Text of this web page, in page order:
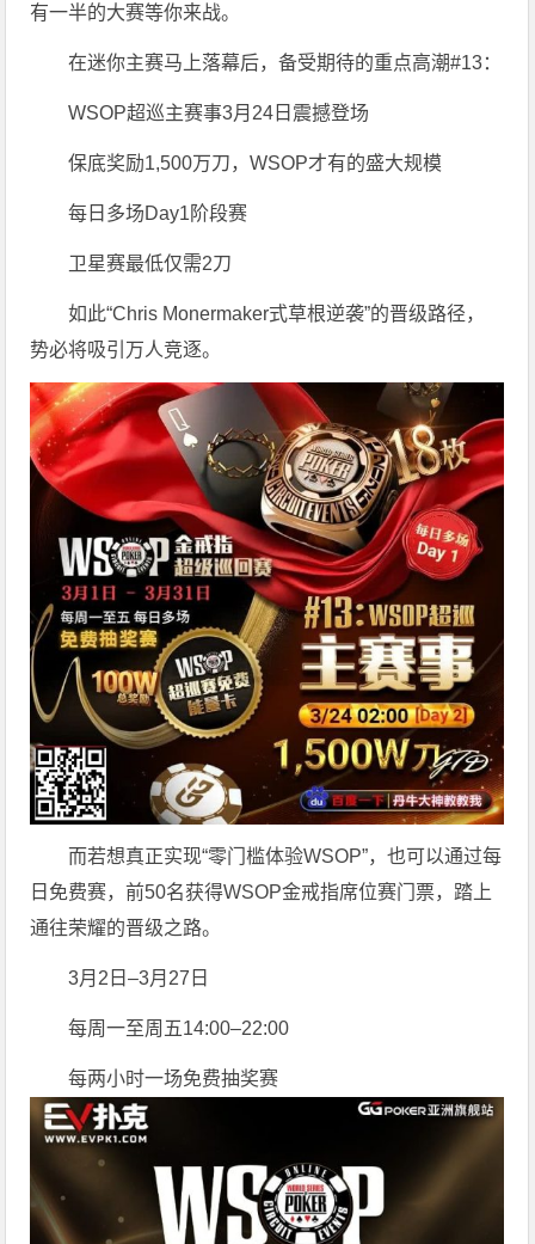
有一半的大赛等你来战。
在迷你主赛马上落幕后，备受期待的重点高潮#13：
WSOP超巡主赛事3月24日震撼登场
保底奖励1,500万刀，WSOP才有的盛大规模
每日多场Day1阶段赛
卫星赛最低仅需2刀
如此“Chris Monermaker式草根逆袭”的晋级路径，
势必将吸引万人竞逐。
而若想真正实现“零门槛体验WSOP”，也可以通过每
日免费赛，前50名获得WSOP金戒指席位赛门票，踏上
通往荣耀的晋级之路。
3月2日–3月27日
每周一至周五14:00–22:00
每两小时一场免费抽奖赛